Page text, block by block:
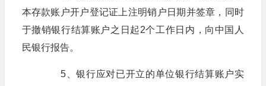
本存款账户开户登记证上注明销户日期并签章，同时
于撤销银行结算账户之日起2个工作日内，向中国人
民银行报告。
5、银行应对已开立的单位银行结算账户实